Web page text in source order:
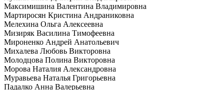
Максимишина Валентина Владимировна
Мартиросян Кристина Андраниковна
Мелехина Ольга Алексеевна
Мизиряк Василина Тимофеевна
Мироненко Андрей Анатольевич
Михалева Любовь Викторовна
Молодцова Полина Викторовна
Морова Наталия Александровна
Муравьева Наталья Григорьевна
Падалко Анна Валерьевна